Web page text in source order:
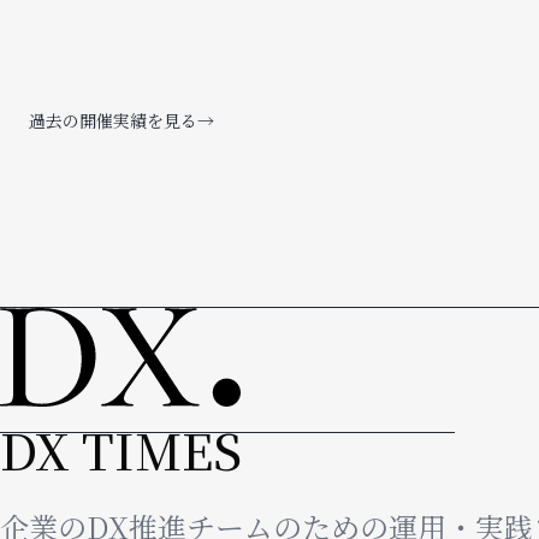
過去の開催実績を見る→
DX TIMES
企業のDX推進チームのための運用・実践